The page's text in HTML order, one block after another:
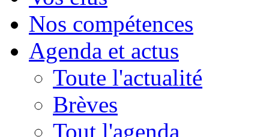
Nos compétences
Agenda et actus
Toute l'actualité
Brèves
Tout l'agenda